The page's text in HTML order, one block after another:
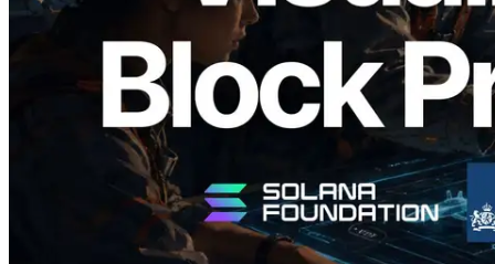
ระดับ slot และบาลิเดเตอร์ที่รับผิดชอบ